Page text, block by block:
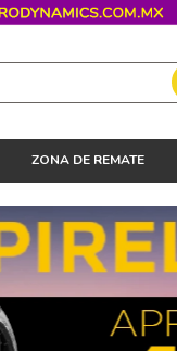
ZONA DE REMATE